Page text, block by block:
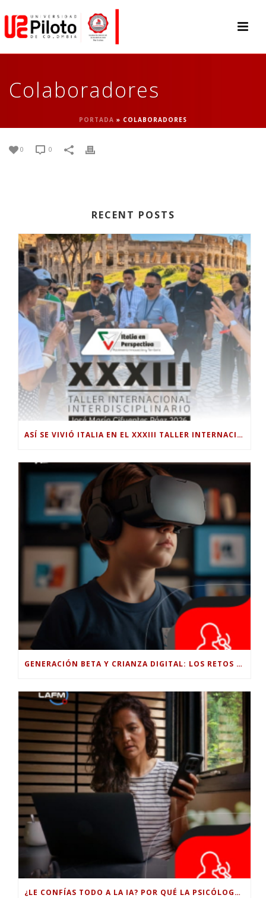
Colaboradores
PORTADA » COLABORADORES
0 0
RECENT POSTS
ASÍ SE VIVIÓ ITALIA EN EL XXXIII TALLER INTERNACIONAL INTERDISCIPLINAR
GENERACIÓN BETA Y CRIANZA DIGITAL: LOS RETOS DE CRIAR HIJOS EN LA ERA DE LA INTELIGENCIA ARTIFICIAL
¿LE CONFÍAS TODO A LA IA? POR QUÉ LA PSICÓLOGA DICE QUE ESO PUEDE COSTARTE TUS PROPIAS HABILIDADES